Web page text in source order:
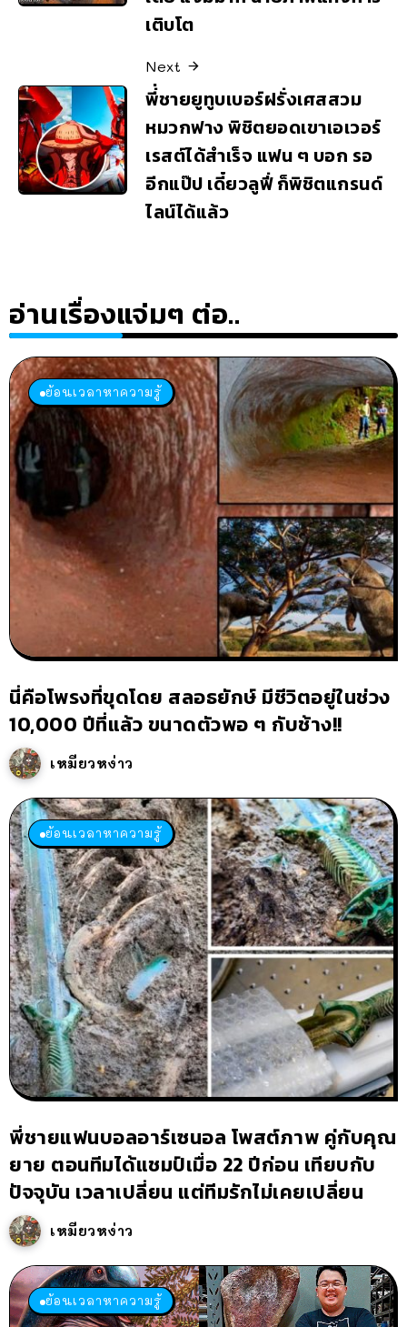
เติบโต
Next
พี่่ชายยูทูบเบอร์ฝรั่งเศสสวม
หมวกฟาง พิชิตยอดเขาเอเวอร์
เรสต์ได้สำเร็จ แฟน ๆ บอก รอ
อีกแป๊ป เดี๋ยวลูฟี่ ก็พิชิตแกรนด์
ไลน์ได้แล้ว
อ่านเรื่องแจ่มๆ ต่อ..
ย้อนเวลาหาความรู้
นี่คือโพรงที่ขุดโดย สลอธยักษ์ มีชีวิตอยู่ในช่วง
10,000 ปีที่แล้ว ขนาดตัวพอ ๆ กับช้าง!!
เหมียวหง่าว
ย้อนเวลาหาความรู้
พี่ชายแฟนบอลอาร์เซนอล โพสต์ภาพ คู่กับคุณ
ยาย ตอนทีมได้แชมป์เมื่อ 22 ปีก่อน เทียบกับ
ปัจจุบัน เวลาเปลี่ยน แต่ทีมรักไม่เคยเปลี่ยน
เหมียวหง่าว
ย้อนเวลาหาความรู้